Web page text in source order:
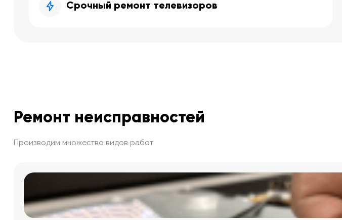
Срочный ремонт телевизоров
Ремонт неисправностей
Производим множество видов работ